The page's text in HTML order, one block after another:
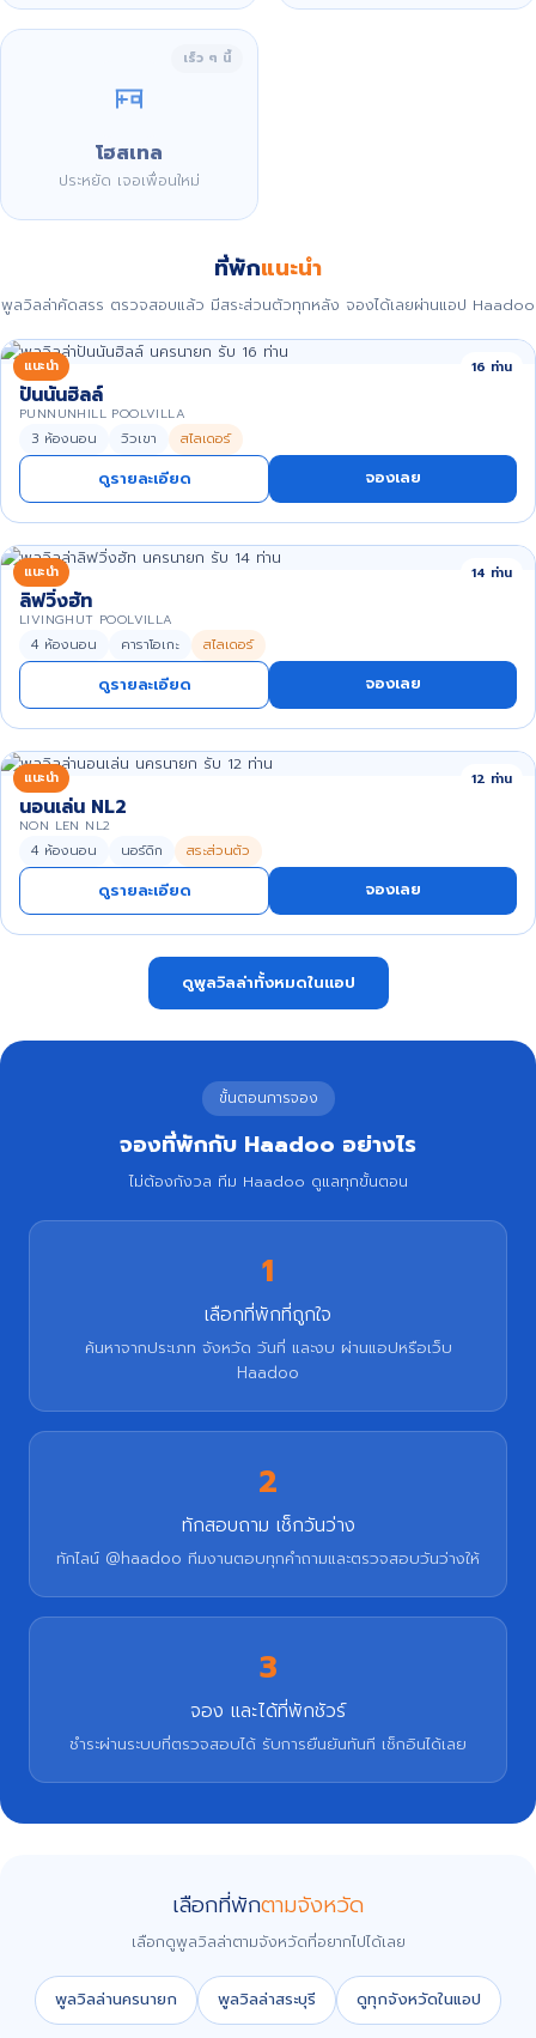
เร็ว ๆ นี้
โฮสเทล
ประหยัด เจอเพื่อนใหม่
ที่พักแนะนำ
พูลวิลล่าคัดสรร ตรวจสอบแล้ว มีสระส่วนตัวทุกหลัง จองได้เลยผ่านแอป Haadoo
แนะนำ 16 ท่าน
ปันนันฮิลล์
PUNNUNHILL POOLVILLA
3 ห้องนอน วิวเขา สไลเดอร์
ดูรายละเอียด จองเลย
แนะนำ 14 ท่าน
ลิฟวิ่งฮัท
LIVINGHUT POOLVILLA
4 ห้องนอน คาราโอเกะ สไลเดอร์
ดูรายละเอียด จองเลย
แนะนำ 12 ท่าน
นอนเล่น NL2
NON LEN NL2
4 ห้องนอน นอร์ดิก สระส่วนตัว
ดูรายละเอียด จองเลย
ดูพูลวิลล่าทั้งหมดในแอป
ขั้นตอนการจอง
จองที่พักกับ Haadoo อย่างไร
ไม่ต้องกังวล ทีม Haadoo ดูแลทุกขั้นตอน
1
เลือกที่พักที่ถูกใจ
ค้นหาจากประเภท จังหวัด วันที่ และงบ ผ่านแอปหรือเว็บ
Haadoo
2
ทักสอบถาม เช็กวันว่าง
ทักไลน์ @haadoo ทีมงานตอบทุกคำถามและตรวจสอบวันว่างให้
3
จอง และได้ที่พักชัวร์
ชำระผ่านระบบที่ตรวจสอบได้ รับการยืนยันทันที เช็กอินได้เลย
เลือกที่พักตามจังหวัด
เลือกดูพูลวิลล่าตามจังหวัดที่อยากไปได้เลย
พูลวิลล่านครนายก พูลวิลล่าสระบุรี ดูทุกจังหวัดในแอป